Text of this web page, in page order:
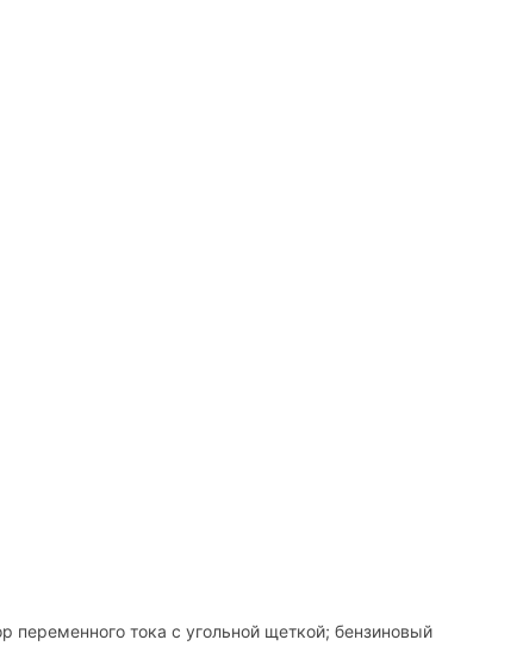
переменного тока с угольной щеткой; бензиновый